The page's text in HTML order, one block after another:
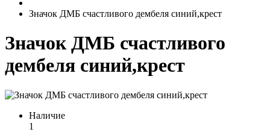
Значок ДМБ счастливого дембеля синий,крест
Значок ДМБ счастливого
дембеля синий,крест
Наличие
1